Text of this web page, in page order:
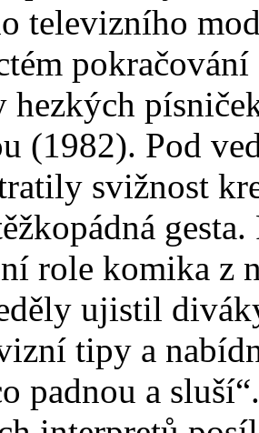
televizního
(1982). Pod
svižnost
role komika z
ujistil
tipy a
padnou a